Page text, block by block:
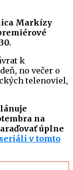
Markízy
k
no večer o
telenoviel,
na
úplne
v tomto